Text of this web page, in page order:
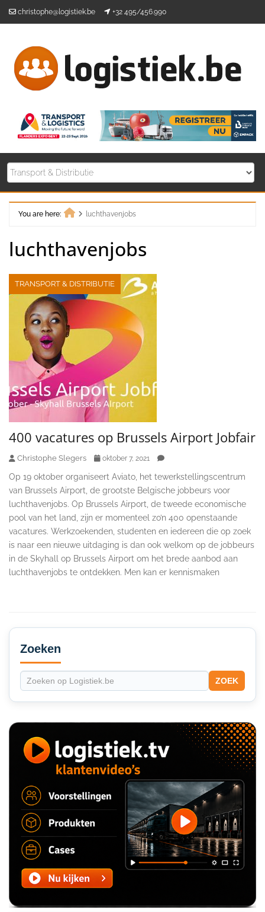
christophe@logistiek.be +32 495/456.990
You are here:
luchthavenjobs
luchthavenjobs
TRANSPORT & DISTRIBUTIE
400 vacatures op Brussels Airport Jobfair
Christophe Slegers oktober 7, 2021
Op 19 oktober organiseert Aviato, het tewerkstellingscentrum
van Brussels Airport, de grootste Belgische jobbeurs voor
luchthavenjobs. Op Brussels Airport, de tweede economische
pool van het land, zijn er momenteel zo’n 400 openstaande
vacatures. Werkzoekenden, studenten en iedereen die op zoek
is naar een nieuwe uitdaging is dan ook welkom op de jobbeurs
in de Skyhall op Brussels Airport om het brede aanbod aan
luchthavenjobs te ontdekken. Men kan er kennismaken
Secondary
Sidebar
Zoeken
ZOEK